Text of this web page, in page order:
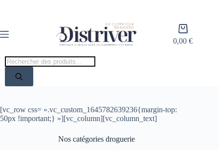
Panier
d’achat
0,00€
Recherche
de
produits
[vc_row css= ».vc_custom_1645782639236{margin-top:
50px !important;} »][vc_column][vc_column_text]
Nos catégories droguerie